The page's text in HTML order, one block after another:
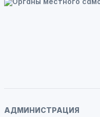
АДМИНИСТРАЦИЯ